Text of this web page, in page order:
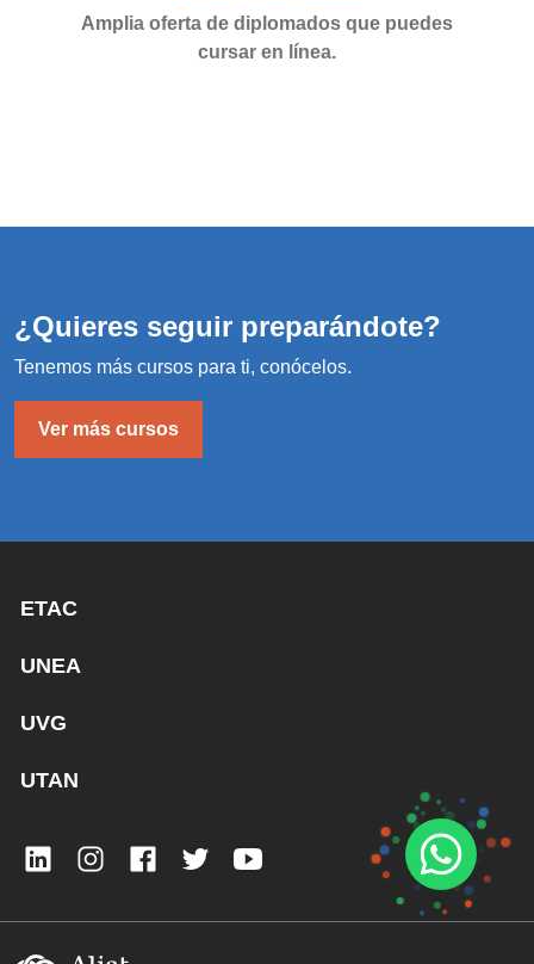
Amplia oferta de diplomados que puedes
cursar en línea.
¿Quieres seguir preparándote?
Tenemos más cursos para ti, conócelos.
Ver más cursos
ETAC
UNEA
UVG
UTAN